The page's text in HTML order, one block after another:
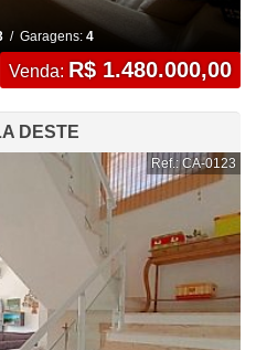
/ Garagens: 4
Venda: R$ 1.480.000,00
DESTE
Ref.: CA-0123